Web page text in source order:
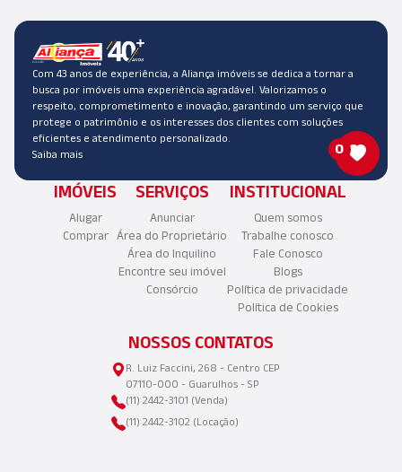
Com 43 anos de experiência, a Aliança imóveis se dedica a tornar a
busca por imóveis uma experiência agradável. Valorizamos o
respeito, comprometimento e inovação, garantindo um serviço que
protege o patrimônio e os interesses dos clientes com soluções
eficientes e atendimento personalizado.
Saiba mais
IMÓVEIS
Alugar
Comprar
SERVIÇOS
Anunciar
Área do Proprietário
Área do Inquilino
Encontre seu imóvel
Consórcio
INSTITUCIONAL
Quem somos
Trabalhe conosco
Fale Conosco
Blogs
Política de privacidade
Política de Cookies
NOSSOS CONTATOS
R. Luiz Faccini, 268 - Centro CEP
07110-000 - Guarulhos - SP
(11) 2442-3101 (Venda)
(11) 2442-3102 (Locação)
0